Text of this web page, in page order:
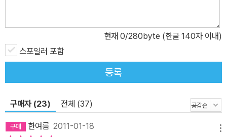
현재 0/280byte (한글 140자 이내)
스포일러 포함
등록
구매자 (23) 전체 (37)
한여름 2011-01-18